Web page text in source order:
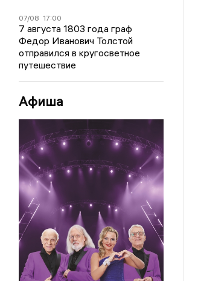
07/08 17:00
7 августа 1803 года граф
Федор Иванович Толстой
отправился в кругосветное
путешествие
Афиша